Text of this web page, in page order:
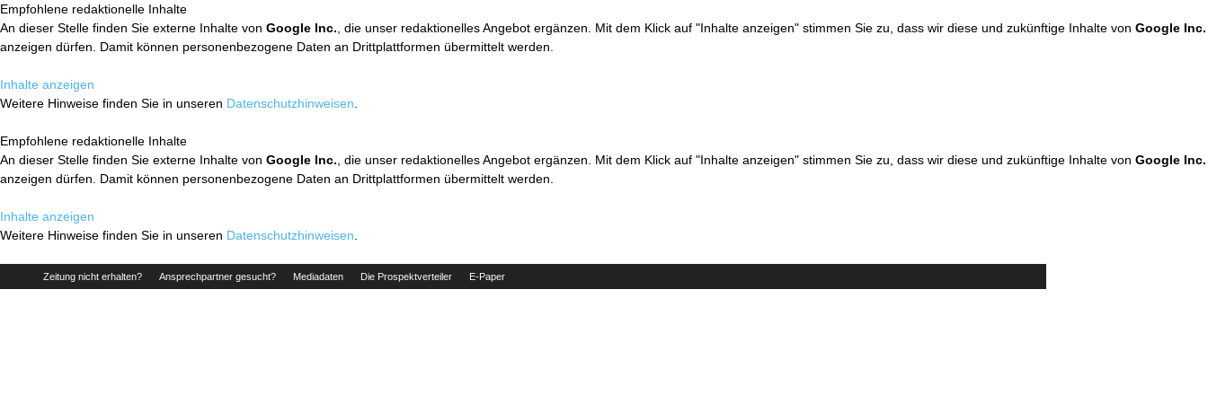
Empfohlene redaktionelle Inhalte
An dieser Stelle finden Sie externe Inhalte von Google Inc. , die unser redaktionelles Angebot ergänzen. Mit dem Klick auf "Inhalte anzeigen" stimmen Sie zu, dass wir diese und zukünftige Inhalte von Google Inc.
anzeigen dürfen. Damit können personenbezogene Daten an Drittplattformen übermittelt werden.
Inhalte anzeigen
Weitere Hinweise finden Sie in unseren Datenschutzhinweisen
Empfohlene redaktionelle Inhalte
An dieser Stelle finden Sie externe Inhalte von Google Inc. , die unser redaktionelles Angebot ergänzen. Mit dem Klick auf "Inhalte anzeigen" stimmen Sie zu, dass wir diese und zukünftige Inhalte von Google Inc.
anzeigen dürfen. Damit können personenbezogene Daten an Drittplattformen übermittelt werden.
Inhalte anzeigen
Weitere Hinweise finden Sie in unseren Datenschutzhinweisen
Zeitung nicht erhalten? Ansprechpartner gesucht? Mediadaten Die Prospektverteiler E-Paper